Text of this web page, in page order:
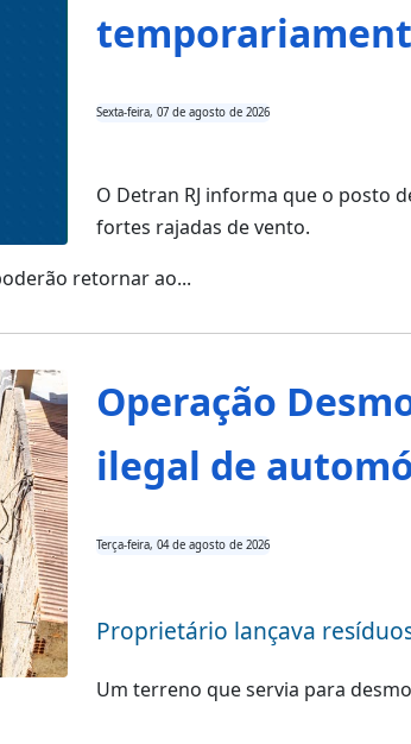
Sexta-feira, 07 de agosto de 2026
O Detran RJ informa que o posto
fortes rajadas de vento.
retornar ao...
Operação
ilegal de
Terça-feira, 04 de agosto de 2026
Proprietário lançava
Um terreno que servia para